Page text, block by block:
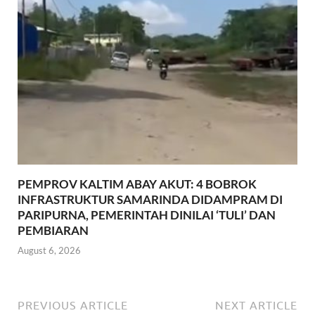
PEMPROV KALTIM ABAY AKUT: 4 BOBROK
INFRASTRUKTUR SAMARINDA DIDAMPRAM DI
PARIPURNA, PEMERINTAH DINILAI ‘TULI’ DAN
PEMBIARAN
August 6, 2026
PREVIOUS ARTICLE NEXT ARTICLE